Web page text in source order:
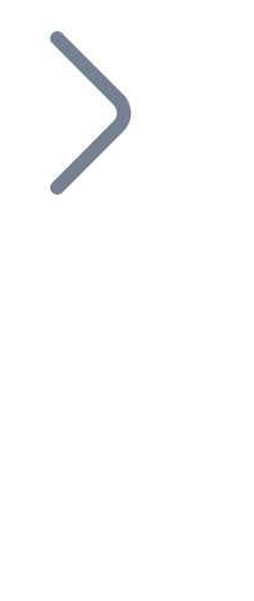
Bitnovo
votre entreprise et
écosystème.
et
à notre service